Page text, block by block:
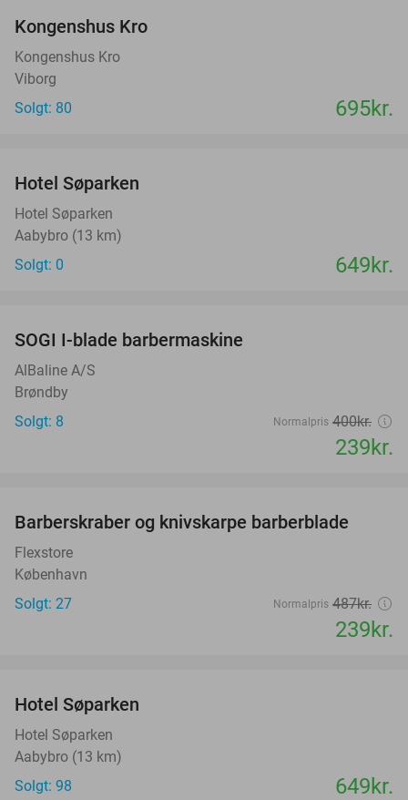
Kongenshus Kro
Kongenshus Kro
Viborg
Solgt: 80
695kr.
Hotel Søparken
Hotel Søparken
Aabybro (13 km)
Solgt: 0
649kr.
SOGI I-blade barbermaskine
AlBaline A/S
Brøndby
Solgt: 8
Normalpris 400kr.
239kr.
Barberskraber og knivskarpe barberblade
Flexstore
København
Solgt: 27
Normalpris 487kr.
239kr.
Hotel Søparken
Hotel Søparken
Aabybro (13 km)
Solgt: 98
649kr.